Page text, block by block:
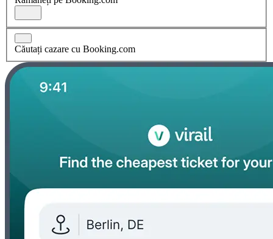
Căutați cazare cu Booking.com